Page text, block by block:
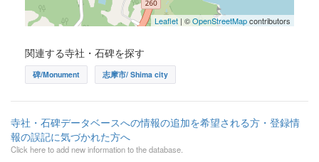
Leaflet | ©OpenStreetMapcontributors
関連する寺社・石碑を探す
碑/Monument 志摩市/ Shima city
寺社・石碑データベースへの情報の追加を希望される方・登録情
報の誤記に気づかれた方へ
Click here to add new information to the database.